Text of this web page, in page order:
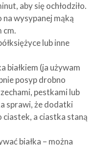
aby się ochłodziło.
wysypanej mąką
cm.
lub inne
białkiem (ja używam
posyp drobno
pestkami lub
sprawi, że dodatki
ciastek, a ciastka staną
białka – można